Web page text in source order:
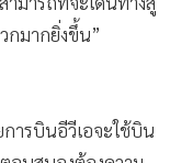
กมากยิ่งขึ้น”
ารบินอีวีเอจะใช้บิน